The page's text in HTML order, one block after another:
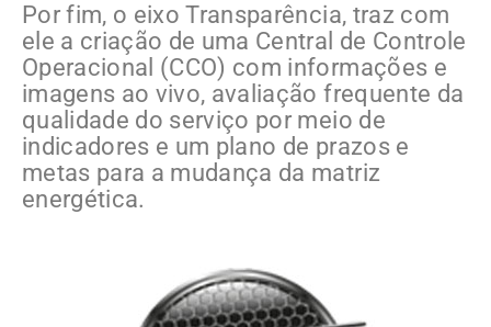
Por fim, o eixo Transparência, traz com
ele a criação de uma Central de Controle
Operacional (CCO) com informações e
imagens ao vivo, avaliação frequente da
qualidade do serviço por meio de
indicadores e um plano de prazos e
metas para a mudança da matriz
energética.